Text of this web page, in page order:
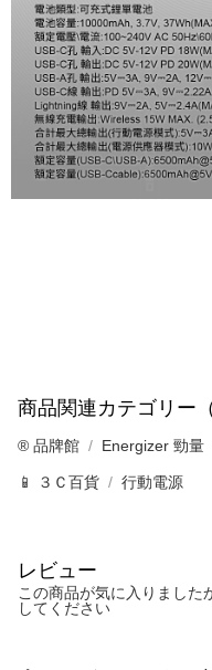
商品関連カテゴリー（
®️ 品牌館 Energizer 勁量
📱 ３Ｃ百貨 行動電源
レビュー
この商品が気に入りました
してください